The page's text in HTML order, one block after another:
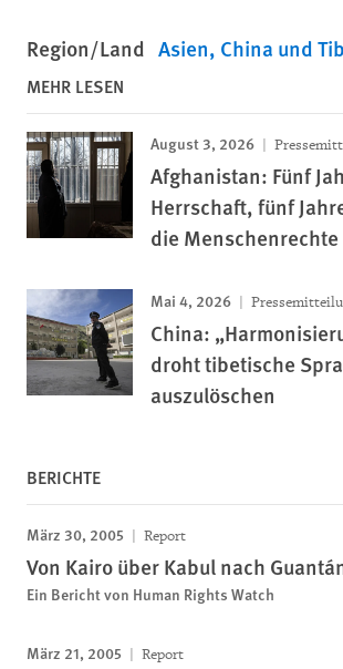
Region/Land Asien China und
MEHR LESEN
August 3, 2026
Afghanistan: Fünf
Herrschaft, fünf
die Menschenrechte
Mai 4, 2026
China:
droht tibetische
auszulöschen
BERICHTE
März 30, 2005 Report
Von Kairo über Kabul nach
Ein Bericht von Human Rights Watch
März 21, 2005 Report